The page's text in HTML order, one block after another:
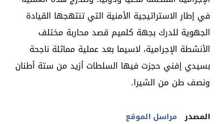
في إطار الاستراتيجية الأمنية التي تنتهجها القيادة
الجهوية للدرك بجهة كلميم قصد محاربة مختلف
الأنشطة الإجرامية، لاسيما بعد عملية مماثلة ناجحة
بسيدي إفني حجزت فيها السلطات أزيد من ستة أطنان
ونصف طن من الشيرا.
المصدر مراسل الموقع